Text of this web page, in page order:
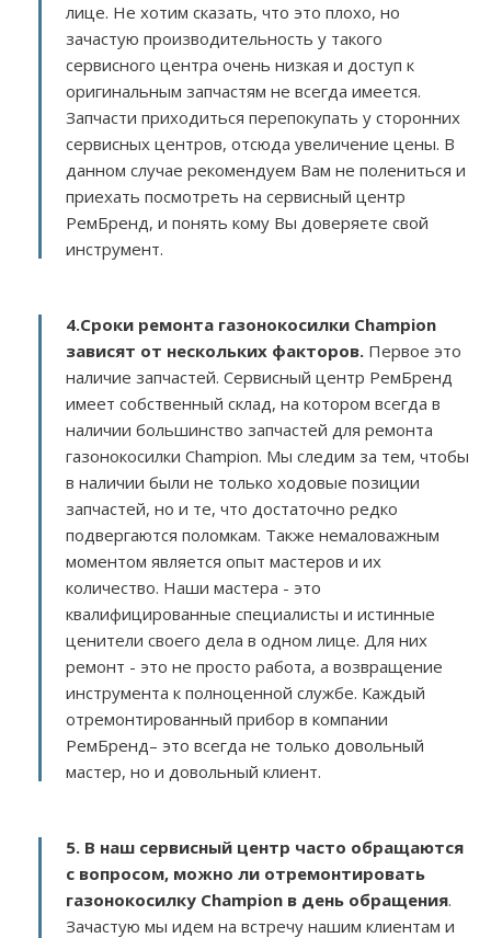
лице. Не хотим сказать, что это плохо, но
зачастую производительность у такого
сервисного центра очень низкая и доступ к
оригинальным запчастям не всегда имеется.
Запчасти приходиться перепокупать у сторонних
сервисных центров, отсюда увеличение цены. В
данном случае рекомендуем Вам не полениться и
приехать посмотреть на сервисный центр
РемБренд, и понять кому Вы доверяете свой
инструмент.
4.Сроки ремонта газонокосилки Champion
зависят от нескольких факторов. Первое это
наличие запчастей. Сервисный центр РемБренд
имеет собственный склад, на котором всегда в
наличии большинство запчастей для ремонта
газонокосилки Champion. Мы следим за тем, чтобы
в наличии были не только ходовые позиции
запчастей, но и те, что достаточно редко
подвергаются поломкам. Также немаловажным
моментом является опыт мастеров и их
количество. Наши мастера - это
квалифицированные специалисты и истинные
ценители своего дела в одном лице. Для них
ремонт - это не просто работа, а возвращение
инструмента к полноценной службе. Каждый
отремонтированный прибор в компании
РемБренд– это всегда не только довольный
мастер, но и довольный клиент.
5. В наш сервисный центр часто обращаются
с вопросом, можно ли отремонтировать
газонокосилку Champion в день обращения.
Зачастую мы идем на встречу нашим клиентам и